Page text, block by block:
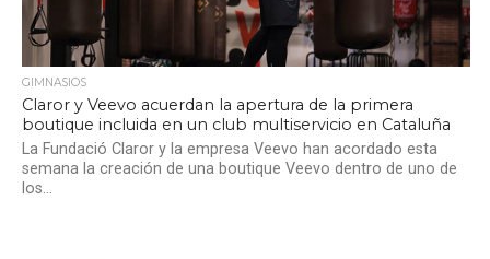
GIMNASIOS
Claror y Veevo acuerdan la apertura de la primera
boutique incluida en un club multiservicio en Cataluña
La Fundació Claror y la empresa Veevo han acordado esta
semana la creación de una boutique Veevo dentro de uno de
los...